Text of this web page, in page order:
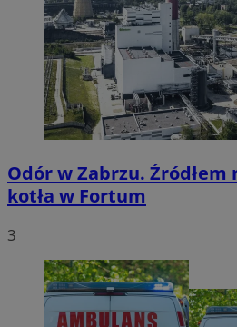
Odór w Zabrzu. Źródłem
kotła w Fortum
3